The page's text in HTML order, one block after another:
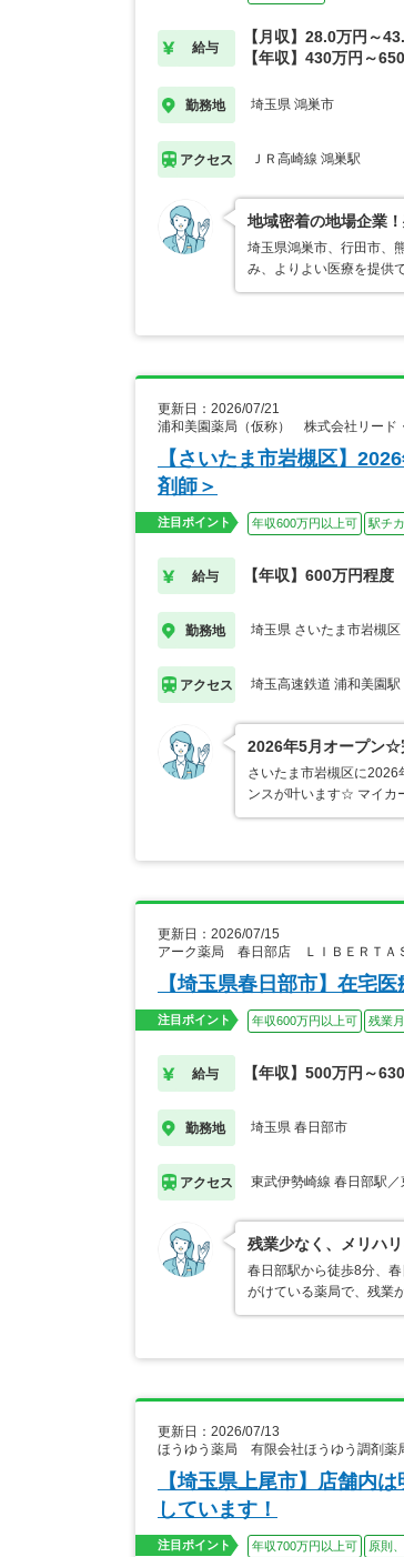
給与
【月収】28.0万円～
【年収】430万円～
勤務地 埼玉県 鴻巣市
アクセス ＪＲ高崎線 鴻巣駅
地域密着の地場企業
埼玉県鴻巣市、行田市、
み、よりよい医療を提供
更新日：2026/07/21
浦和美園薬局（仮称） 株式会社リード
【さいたま市岩槻区】
剤師＞
注目ポイント 年収600万円以上可 駅チカ
給与 【年収】600万円程度
勤務地 埼玉県 さいたま市岩槻区
アクセス 埼玉高速鉄道 浦和美園駅
2026年5月オープン☆
さいたま市岩槻区に2026
ンスが叶います☆ マイカ
更新日：2026/07/15
アーク薬局 春日部店 ＬＩＢＥＲＴＡ
【埼玉県春日部市】在宅
注目ポイント 年収600万円以上可 残業
給与 【年収】500万円～
勤務地 埼玉県 春日部市
アクセス 東武伊勢崎線 春日部駅
残業少なく、メリハ
春日部駅から徒歩8分、
がけている薬局で、残業
更新日：2026/07/13
ほうゆう薬局 有限会社ほうゆう調剤薬
【埼玉県上尾市】店舗内
しています！
注目ポイント 年収700万円以上可 原則